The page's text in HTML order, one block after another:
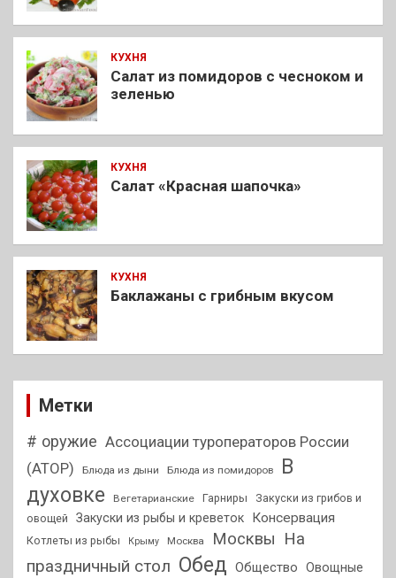
КУХНЯ
Салат из помидоров с чесноком и
зеленью
КУХНЯ
Салат «Красная шапочка»
КУХНЯ
Баклажаны с грибным вкусом
Метки
# оружие Ассоциации туроператоров России
(АТОР)
Блюда из дыни Блюда из помидоров
В
духовке
Вегетарианские Гарниры
Закуски из грибов и
овощей
Закуски из рыбы и креветок Консервация
Котлеты из рыбы Крыму Москва Москвы На
праздничный стол Обед Общество Овощные